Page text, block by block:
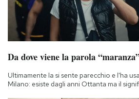
Da dove viene la parola
Ultimamente la si sente parecchio e l'ha
Milano: esiste dagli anni Ottanta ma il